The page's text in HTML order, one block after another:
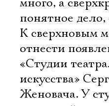
много, а
понятное
К сверхновым
отнести
«Студии
искусства»
Женовача. У